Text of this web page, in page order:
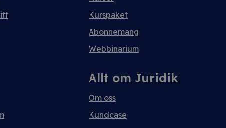
Kurspaket
Abonnemang
Webbinarium
Allt om Juridik
Om oss
Kundcase